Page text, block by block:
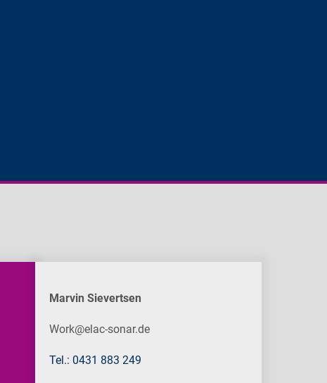
Marvin Sievertsen
Work@elac-sonar.de
Tel.: 0431 883 249